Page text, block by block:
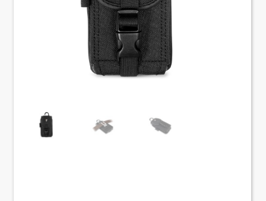
About VIX